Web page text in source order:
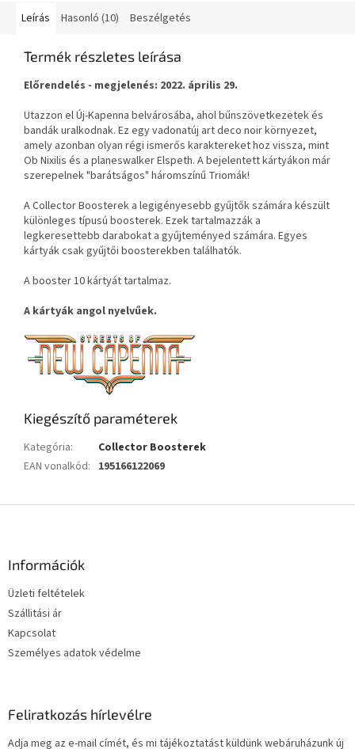
Leírás Hasonló (10) Beszélgetés
Termék részletes leírása
Előrendelés - megjelenés: 2022. április 29.
Utazzon el Új-Kapenna belvárosába, ahol bűnszövetkezetek és
bandák uralkodnak. Ez egy vadonatúj art deco noir környezet,
amely azonban olyan régi ismerős karaktereket hoz vissza, mint
Ob Nixilis és a planeswalker Elspeth. A bejelentett kártyákon már
szerepelnek "barátságos" háromszínű Triomák!
A Collector Boosterek a legigényesebb gyűjtők számára készült
különleges típusú boosterek. Ezek tartalmazzák a
legkeresettebb darabokat a gyűjteményed számára. Egyes
kártyák csak gyűjtői boosterekben találhatók.
A booster 10 kártyát tartalmaz.
A kártyák angol nyelvűek.
Kiegészítő paraméterek
Kategória:
Collector Boosterek
EAN vonalkód: 195166122069
Információk
Üzleti feltételek
Szállitási ár
Kapcsolat
Személyes adatok védelme
Feliratkozás hírlevélre
Adja meg az e-mail címét, és mi tájékoztatást küldünk webáruházunk új